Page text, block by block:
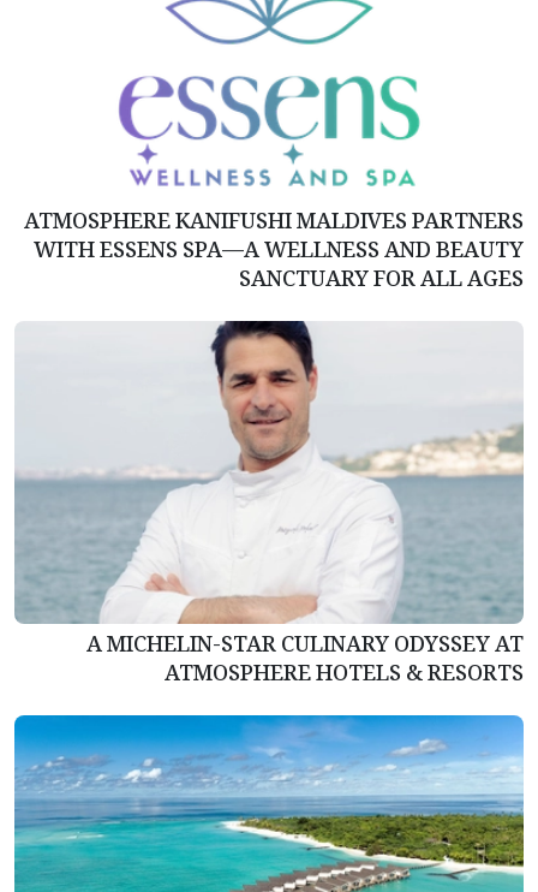
ATMOSPHERE KANIFUSHI MALDIVES PARTNERS
WITH ESSENS SPA—A WELLNESS AND BEAUTY
SANCTUARY FOR ALL AGES
A MICHELIN-STAR CULINARY ODYSSEY AT
ATMOSPHERE HOTELS & RESORTS